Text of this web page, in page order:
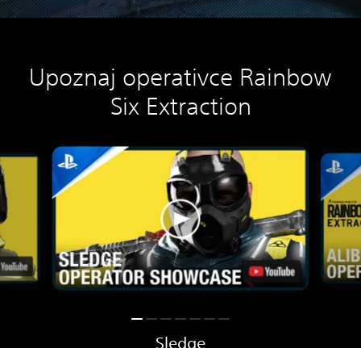
Upoznaj operativce Rainbow
Six Extraction
Sledge